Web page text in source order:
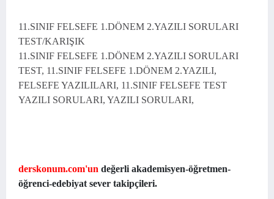
11.SINIF FELSEFE 1.DÖNEM 2.YAZILI SORULARI
TEST/KARIŞIK
11.SINIF FELSEFE 1.DÖNEM 2.YAZILI SORULARI
TEST, 11.SINIF FELSEFE 1.DÖNEM 2.YAZILI,
FELSEFE YAZILILARI, 11.SINIF FELSEFE TEST
YAZILI SORULARI, YAZILI SORULARI,
derskonum.com'un değerli akademisyen-öğretmen-
öğrenci-edebiyat sever takipçileri.